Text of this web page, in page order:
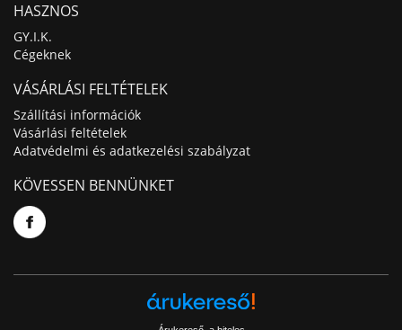
HASZNOS
GY.I.K.
Cégeknek
VÁSÁRLÁSI FELTÉTELEK
Szállítási információk
Vásárlási feltételek
Adatvédelmi és adatkezelési szabályzat
KÖVESSEN BENNÜNKET